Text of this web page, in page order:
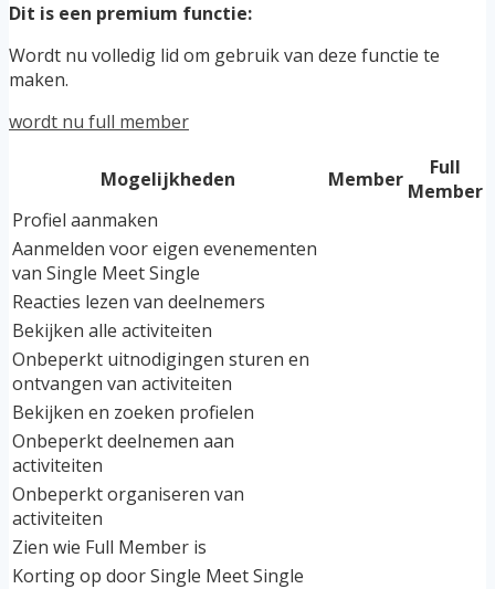
Dit is een premium functie:
Wordt nu volledig lid om gebruik van deze functie te
maken.
wordt nu full member
Mogelijkheden Member
Full
Member
Profiel aanmaken
Aanmelden voor eigen evenementen
van Single Meet Single
Reacties lezen van deelnemers
Bekijken alle activiteiten
Onbeperkt uitnodigingen sturen en
ontvangen van activiteiten
Bekijken en zoeken profielen
Onbeperkt deelnemen aan
activiteiten
Onbeperkt organiseren van
activiteiten
Zien wie Full Member is
Korting op door Single Meet Single